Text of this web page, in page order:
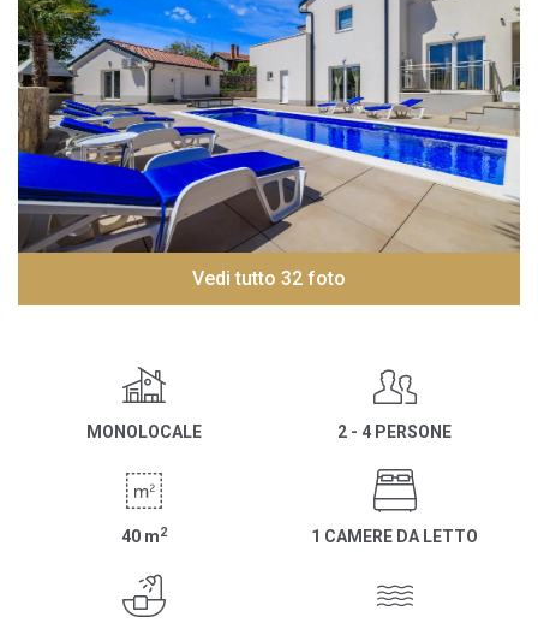
Vedi tutto 32 foto
MONOLOCALE 2 - 4 PERSONE
40 m2 1 CAMERE DA LETTO